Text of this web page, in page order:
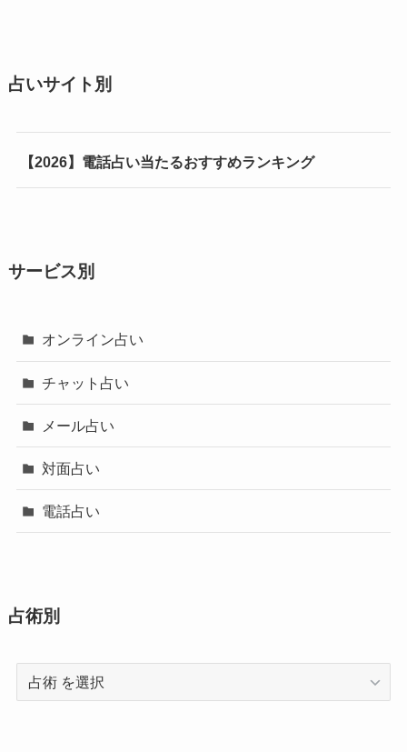
占いサイト別
【2026】電話占い当たるおすすめランキング
サービス別
オンライン占い
チャット占い
メール占い
対面占い
電話占い
占術別
術